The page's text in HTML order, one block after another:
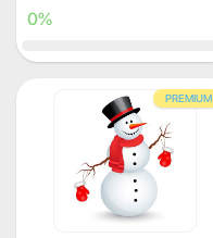
0%
PREMIUM